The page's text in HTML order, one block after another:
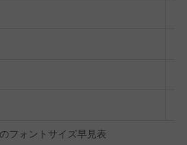
フォントサイズ早見表